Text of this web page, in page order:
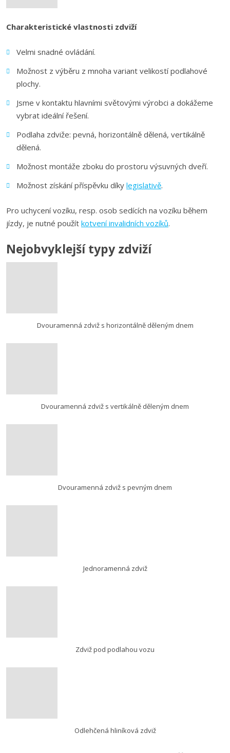
Charakteristické vlastnosti zdviží
Velmi snadné ovládání.
Možnost z výběru z mnoha variant velikostí podlahové
plochy.
Jsme v kontaktu hlavními světovými výrobci a dokážeme
vybrat ideální řešení.
Podlaha zdviže: pevná, horizontálně dělená, vertikálně
dělená.
Možnost montáže zboku do prostoru výsuvných dveří.
Možnost získání příspěvku díky legislativě.
Pro uchycení vozíku, resp. osob sedících na vozíku během
jízdy, je nutné použít kotvení invalidních vozíků.
Nejobvyklejší typy zdviží
Dvouramenná zdviž s horizontálně děleným dnem
Dvouramenná zdviž s vertikálně děleným dnem
Dvouramenná zdviž s pevným dnem
Jednoramenná zdviž
Zdviž pod podlahou vozu
Odlehčená hliníková zdviž